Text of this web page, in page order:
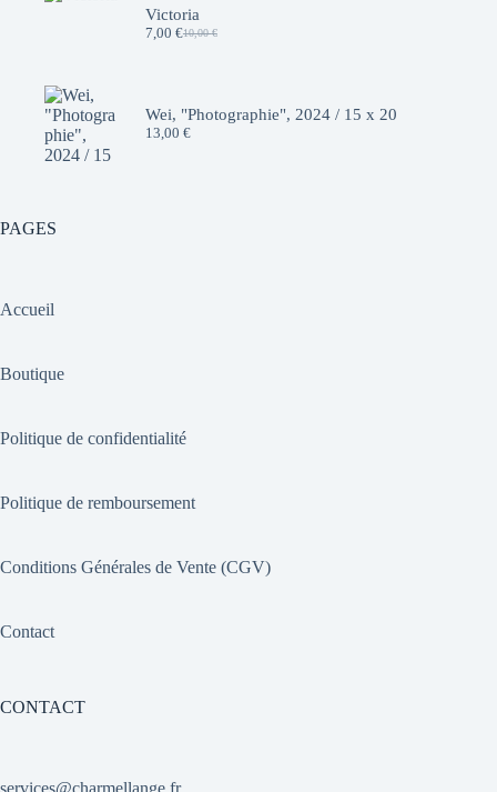
10,00 €.
7,00 €.
Victoria
10,00€
Le
10,00 €.
7,00 €Le
7,00 €.
Wei, "Photographie", 2024 / 15 x 20
13,00 €
PAGES
Accueil
Boutique
Politique de confidentialité
Politique de remboursement
Conditions Générales de Vente (CGV)
Contact
CONTACT
services@charmellange.fr